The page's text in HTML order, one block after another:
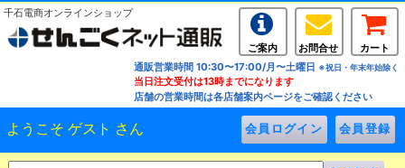
千石電商オンラインショップ
ご案内 お問合せ
カート
通販営業時間 10:30〜17:00/月〜土曜日 ※祝日・年末年始除く
当日注文受付は13時までになります
店舗の営業時間は各店舗案内ページをご確認ください
ようこそ ゲスト さん